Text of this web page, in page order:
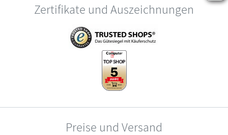
Zertifikate und Auszeichnungen
Preise und Versand